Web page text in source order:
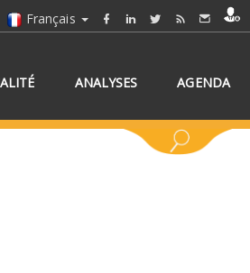
Français
ANALYSES AGENDA